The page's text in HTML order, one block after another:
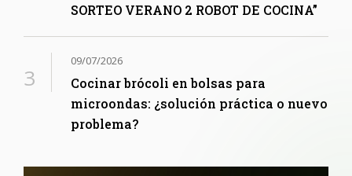
SORTEO VERANO 2 ROBOT DE COCINA”
09/07/2026
Cocinar brócoli en bolsas para
microondas: ¿solución práctica o nuevo
problema?